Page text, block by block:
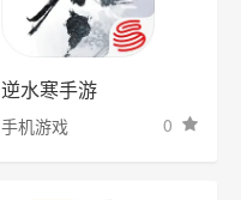
逆水寒手游
手机游戏 0